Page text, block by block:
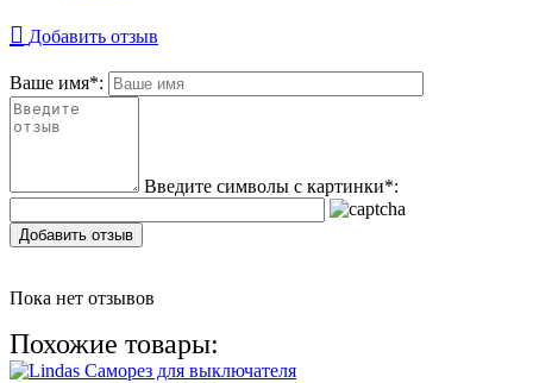
Добавить отзыв
Ваше имя*:
Введите символы с картинки*:
Добавить отзыв
Пока нет отзывов
Похожие товары: